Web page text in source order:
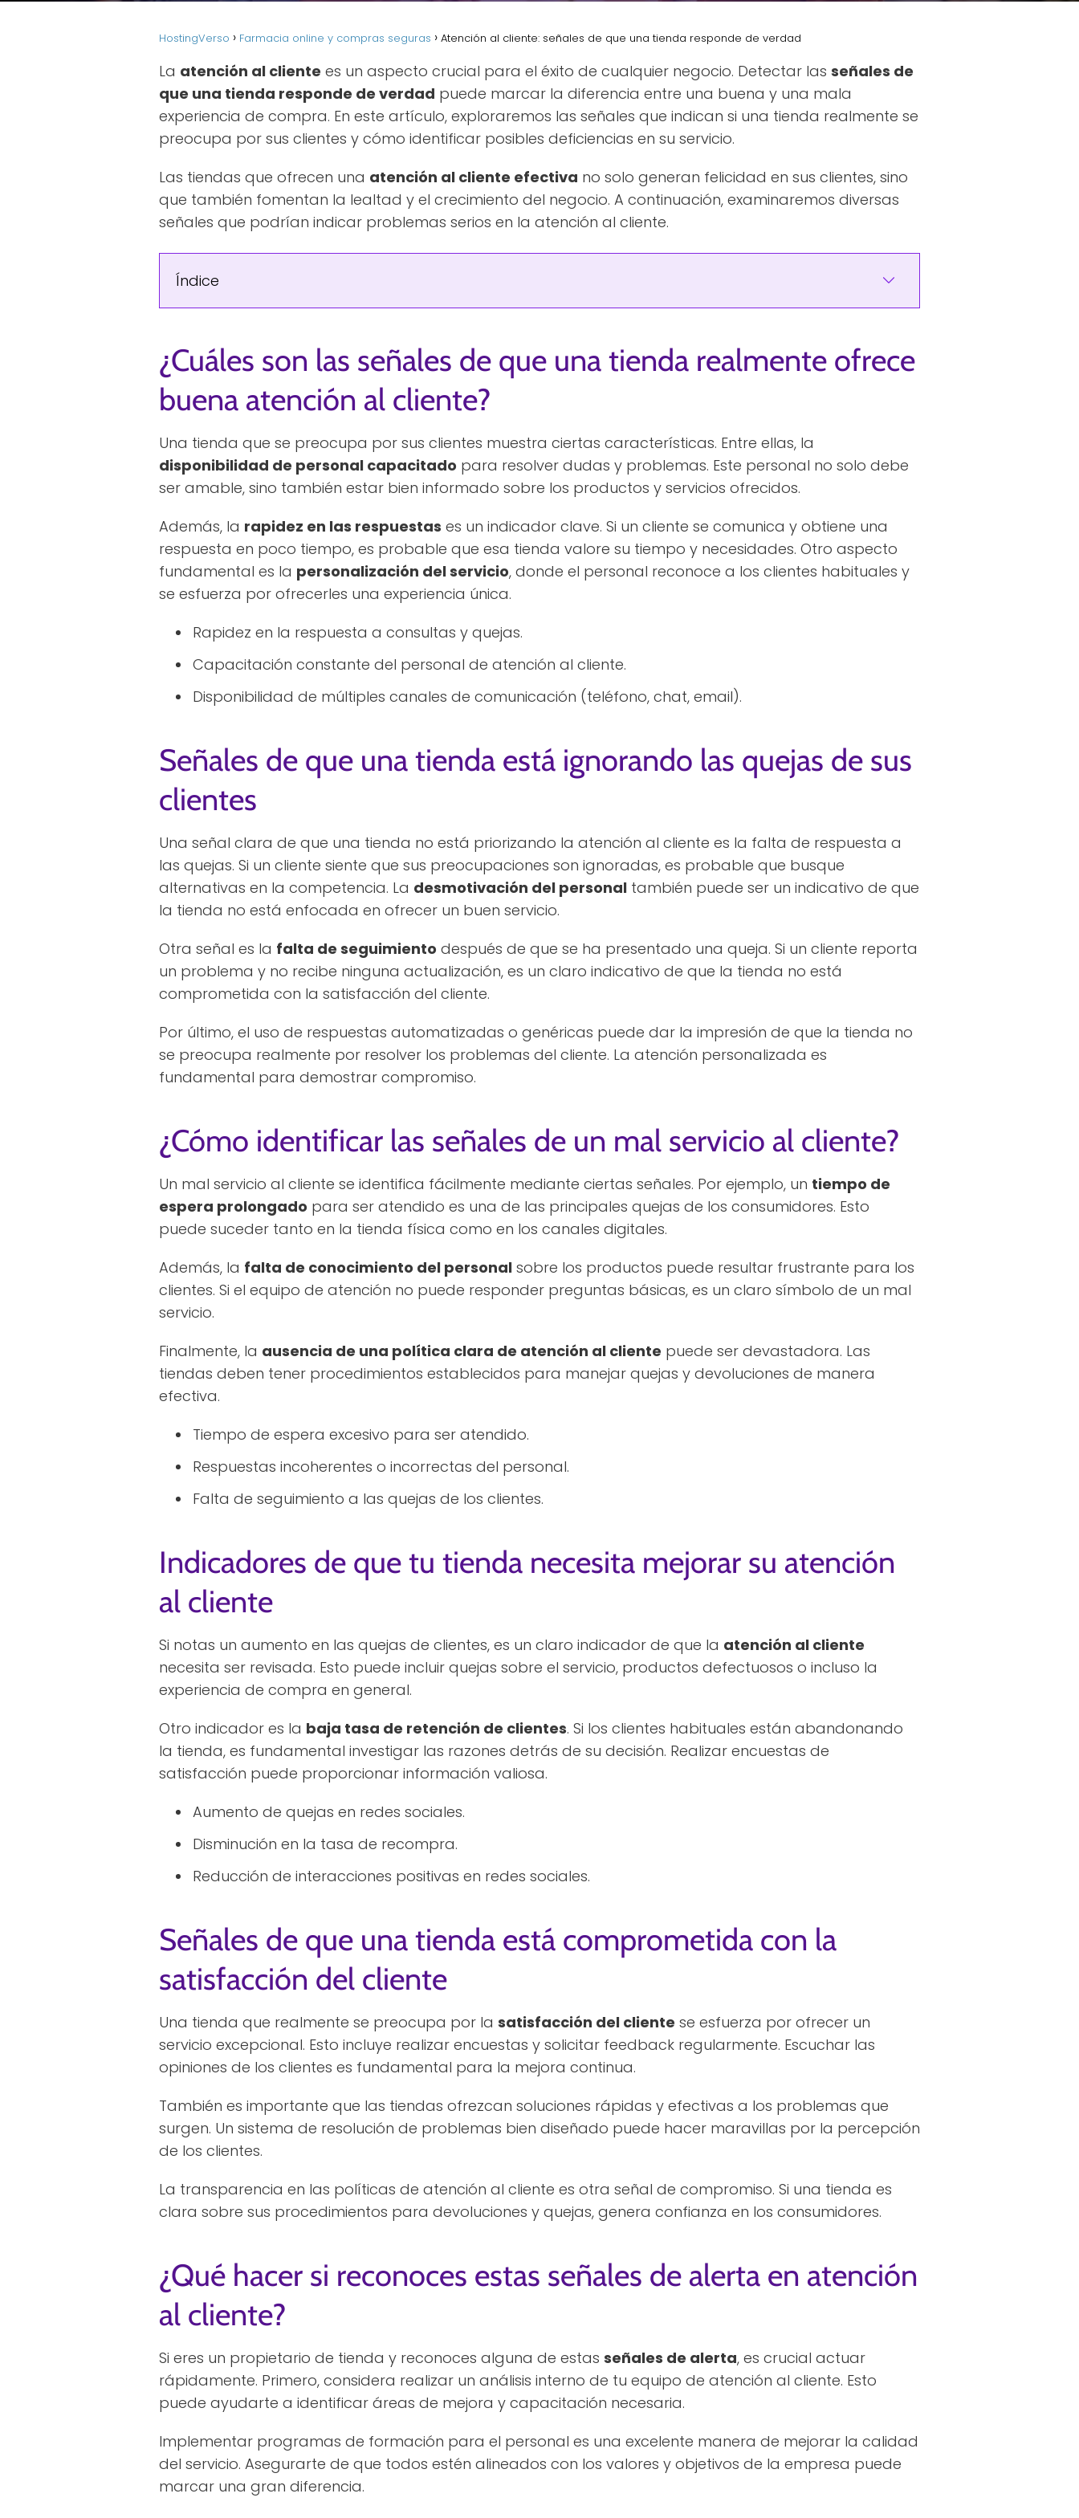
HostingVerso Farmacia online y compras seguras Atención al cliente: señales de que una tienda responde de verdad
La atención al cliente es un aspecto crucial para el éxito de cualquier negocio. Detectar las señales de
que una tienda responde de verdad puede marcar la diferencia entre una buena y una mala
experiencia de compra. En este artículo, exploraremos las señales que indican si una tienda realmente se
preocupa por sus clientes y cómo identificar posibles deficiencias en su servicio.
Las tiendas que ofrecen una atención al cliente efectiva no solo generan felicidad en sus clientes, sino
que también fomentan la lealtad y el crecimiento del negocio. A continuación, examinaremos diversas
señales que podrían indicar problemas serios en la atención al cliente.
Índice
¿Cuáles son las señales de que una tienda realmente ofrece
buena atención al cliente?
Una tienda que se preocupa por sus clientes muestra ciertas características. Entre ellas, la
disponibilidad de personal capacitado para resolver dudas y problemas. Este personal no solo debe
ser amable, sino también estar bien informado sobre los productos y servicios ofrecidos.
Además, la rapidez en las respuestas es un indicador clave. Si un cliente se comunica y obtiene una
respuesta en poco tiempo, es probable que esa tienda valore su tiempo y necesidades. Otro aspecto
fundamental es la personalización del servicio, donde el personal reconoce a los clientes habituales y
se esfuerza por ofrecerles una experiencia única.
Rapidez en la respuesta a consultas y quejas.
Capacitación constante del personal de atención al cliente.
Disponibilidad de múltiples canales de comunicación (teléfono, chat, email).
Señales de que una tienda está ignorando las quejas de sus
clientes
Una señal clara de que una tienda no está priorizando la atención al cliente es la falta de respuesta a
las quejas. Si un cliente siente que sus preocupaciones son ignoradas, es probable que busque
alternativas en la competencia. La desmotivación del personal también puede ser un indicativo de que
la tienda no está enfocada en ofrecer un buen servicio.
Otra señal es la falta de seguimiento después de que se ha presentado una queja. Si un cliente reporta
un problema y no recibe ninguna actualización, es un claro indicativo de que la tienda no está
comprometida con la satisfacción del cliente.
Por último, el uso de respuestas automatizadas o genéricas puede dar la impresión de que la tienda no
se preocupa realmente por resolver los problemas del cliente. La atención personalizada es
fundamental para demostrar compromiso.
¿Cómo identificar las señales de un mal servicio al cliente?
Un mal servicio al cliente se identifica fácilmente mediante ciertas señales. Por ejemplo, un tiempo de
espera prolongado para ser atendido es una de las principales quejas de los consumidores. Esto
puede suceder tanto en la tienda física como en los canales digitales.
Además, la falta de conocimiento del personal sobre los productos puede resultar frustrante para los
clientes. Si el equipo de atención no puede responder preguntas básicas, es un claro símbolo de un mal
servicio.
Finalmente, la ausencia de una política clara de atención al cliente puede ser devastadora. Las
tiendas deben tener procedimientos establecidos para manejar quejas y devoluciones de manera
efectiva.
Tiempo de espera excesivo para ser atendido.
Respuestas incoherentes o incorrectas del personal.
Falta de seguimiento a las quejas de los clientes.
Indicadores de que tu tienda necesita mejorar su atención
al cliente
Si notas un aumento en las quejas de clientes, es un claro indicador de que la atención al cliente
necesita ser revisada. Esto puede incluir quejas sobre el servicio, productos defectuosos o incluso la
experiencia de compra en general.
Otro indicador es la baja tasa de retención de clientes. Si los clientes habituales están abandonando
la tienda, es fundamental investigar las razones detrás de su decisión. Realizar encuestas de
satisfacción puede proporcionar información valiosa.
Aumento de quejas en redes sociales.
Disminución en la tasa de recompra.
Reducción de interacciones positivas en redes sociales.
Señales de que una tienda está comprometida con la
satisfacción del cliente
Una tienda que realmente se preocupa por la satisfacción del cliente se esfuerza por ofrecer un
servicio excepcional. Esto incluye realizar encuestas y solicitar feedback regularmente. Escuchar las
opiniones de los clientes es fundamental para la mejora continua.
También es importante que las tiendas ofrezcan soluciones rápidas y efectivas a los problemas que
surgen. Un sistema de resolución de problemas bien diseñado puede hacer maravillas por la percepción
de los clientes.
La transparencia en las políticas de atención al cliente es otra señal de compromiso. Si una tienda es
clara sobre sus procedimientos para devoluciones y quejas, genera confianza en los consumidores.
¿Qué hacer si reconoces estas señales de alerta en atención
al cliente?
Si eres un propietario de tienda y reconoces alguna de estas señales de alerta, es crucial actuar
rápidamente. Primero, considera realizar un análisis interno de tu equipo de atención al cliente. Esto
puede ayudarte a identificar áreas de mejora y capacitación necesaria.
Implementar programas de formación para el personal es una excelente manera de mejorar la calidad
del servicio. Asegurarte de que todos estén alineados con los valores y objetivos de la empresa puede
marcar una gran diferencia.